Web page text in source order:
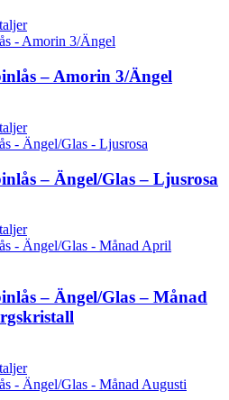
– Amorin 3/Ängel
– Ängel/Glas – Ljusrosa
– Ängel/Glas – Månad